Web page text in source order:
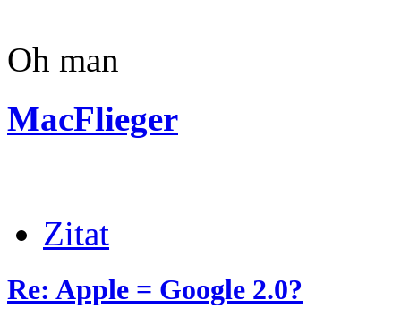
Oh man
MacFlieger
Zitat
Re: Apple = Google 2.0?